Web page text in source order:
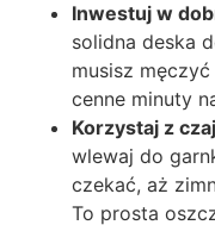
Inwestuj w
solidna deska
musisz
cenne minuty
Korzystaj z
wlewaj do
czekać, aż
To prosta